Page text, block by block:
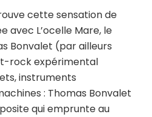
cette sensation de
avec L’ocelle Mare, le
Bonvalet (par ailleurs
rock expérimental
instruments
: Thomas Bonvalet
qui emprunte au